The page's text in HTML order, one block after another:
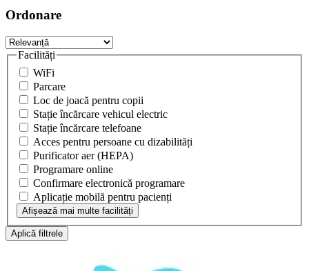
Ordonare
Facilități
WiFi
Parcare
Loc de joacă pentru copii
Stație încărcare vehicul electric
Stație încărcare telefoane
Acces pentru persoane cu dizabilități
Purificator aer (HEPA)
Programare online
Confirmare electronică programare
Aplicație mobilă pentru pacienți
Afișează mai multe facilități
Aplică filtrele